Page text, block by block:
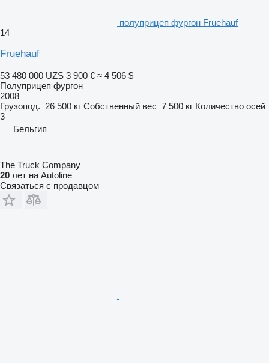
полуприцеп фургон Fruehauf
14
Fruehauf
53 480 000 UZS 3 900 € ≈ 4 506 $
Полуприцеп фургон
2008
Грузопод. 26 500 кг Собственный вес 7 500 кг Количество осей
3
Бельгия
The Truck Company
20 лет на Autoline
Связаться с продавцом